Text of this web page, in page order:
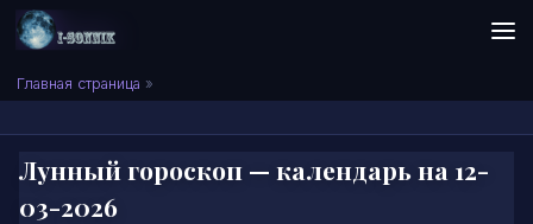
Skip to content
Сонник I-SONNIK.COM
Главная страница »
Лунный гороскоп — календарь на 12-
03-2026